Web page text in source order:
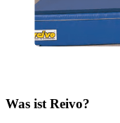
Was ist Reivo?